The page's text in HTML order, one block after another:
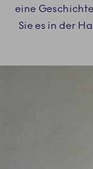
eine
Sie es in der